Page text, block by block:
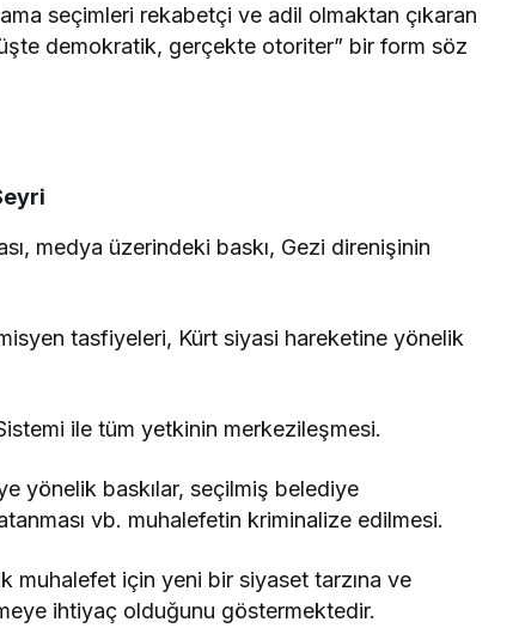
seçimleri rekabetçi ve adil olmaktan çıkaran
demokratik, gerçekte otoriter” bir form söz
medya üzerindeki baskı, Gezi direnişinin
tasfiyeleri, Kürt siyasi hareketine yönelik
ile tüm yetkinin merkezileşmesi.
yönelik baskılar, seçilmiş belediye
vb. muhalefetin kriminalize edilmesi.
muhalefet için yeni bir siyaset tarzına ve
ihtiyaç olduğunu göstermektedir.